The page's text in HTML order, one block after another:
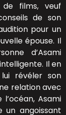
de films, veuf
de son
pour un
épouse. Il
d’Asami
Il en
révéler son
relation avec
Asami
un angoissant